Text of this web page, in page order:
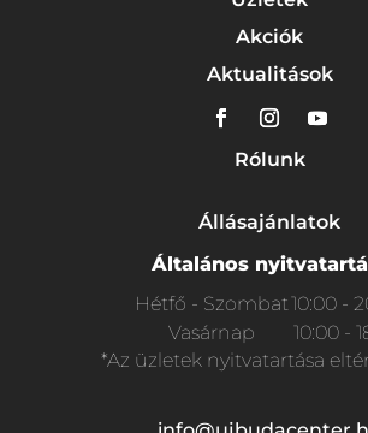
Akciók
Aktualitások
Rólunk
Állásajánlatok
Általános
Hétfő - Szombat10:00 -
Vasárnap
10:00 -
*Az üzletek nyitvatartása